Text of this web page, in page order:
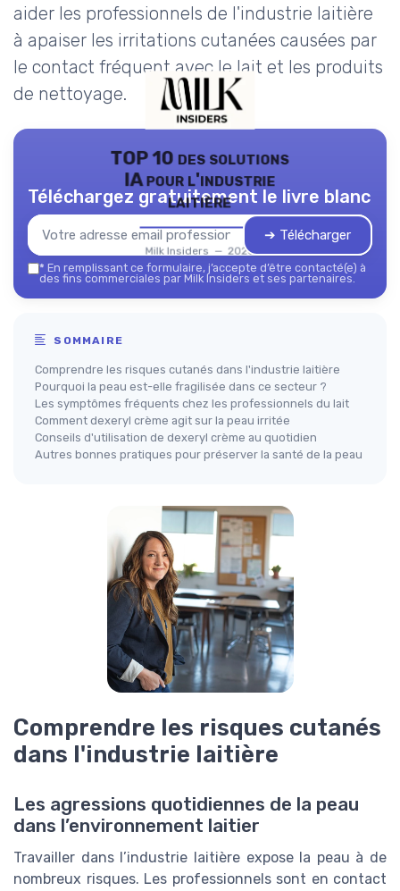
aider les professionnels de l'industrie laitière
à apaiser les irritations cutanées causées par
le contact fréquent avec le lait et les produits
de nettoyage.
TOP 10 des solutions
IA pour l'industrie
laitière
Milk Insiders — 2026
Téléchargez gratuitement le livre blanc
➔ Télécharger
* En remplissant ce formulaire, j’accepte d’être contacté(e) à
des fins commerciales par Milk Insiders et ses partenaires.
SOMMAIRE
Comprendre les risques cutanés dans l'industrie laitière
Pourquoi la peau est-elle fragilisée dans ce secteur ?
Les symptômes fréquents chez les professionnels du lait
Comment dexeryl crème agit sur la peau irritée
Conseils d'utilisation de dexeryl crème au quotidien
Autres bonnes pratiques pour préserver la santé de la peau
Comprendre les risques cutanés
dans l'industrie laitière
Les agressions quotidiennes de la peau
dans l’environnement laitier
Travailler dans l’industrie laitière expose la peau à de
nombreux risques. Les professionnels sont en contact